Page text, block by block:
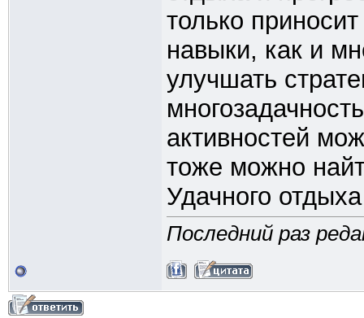
только
навыки, как и
улучшать
активностей
тоже можно
Удачного
Последний раз